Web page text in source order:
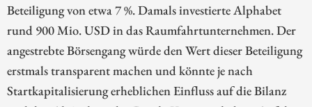
Beteiligung von etwa 7 %. Damals investierte Alphabet
rund 900 Mio. USD in das Raumfahrtunternehmen. Der
angestrebte Börsengang würde den Wert dieser Beteiligung
erstmals transparent machen und könnte je nach
Startkapitalisierung erheblichen Einfluss auf die Bilanz